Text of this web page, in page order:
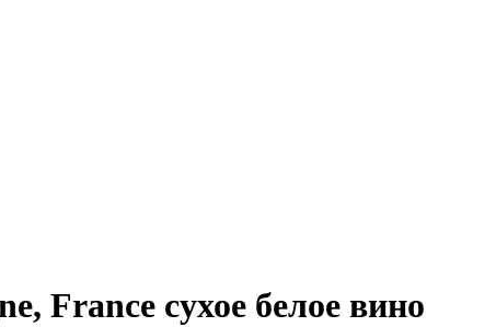
France сухое белое вино